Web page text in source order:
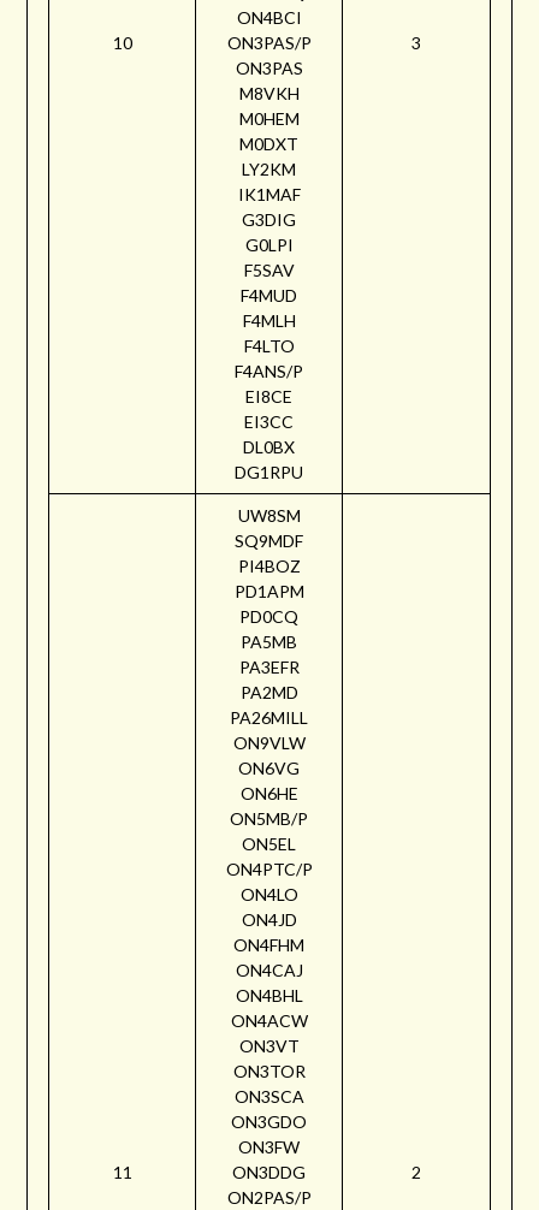
10
ON4BCI
ON3PAS/P
ON3PAS
M8VKH
M0HEM
M0DXT
LY2KM
IK1MAF
G3DIG
G0LPI
F5SAV
F4MUD
F4MLH
F4LTO
F4ANS/P
EI8CE
EI3CC
DL0BX
DG1RPU
3
11
UW8SM
SQ9MDF
PI4BOZ
PD1APM
PD0CQ
PA5MB
PA3EFR
PA2MD
PA26MILL
ON9VLW
ON6VG
ON6HE
ON5MB/P
ON5EL
ON4PTC/P
ON4LO
ON4JD
ON4FHM
ON4CAJ
ON4BHL
ON4ACW
ON3VT
ON3TOR
ON3SCA
ON3GDO
ON3FW
ON3DDG
ON2PAS/P
2